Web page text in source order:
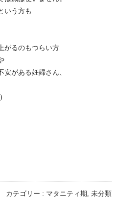
いう方も
がるのもつらい方
安がある妊婦さん、
カテゴリー : マタニティ期 , 未分類